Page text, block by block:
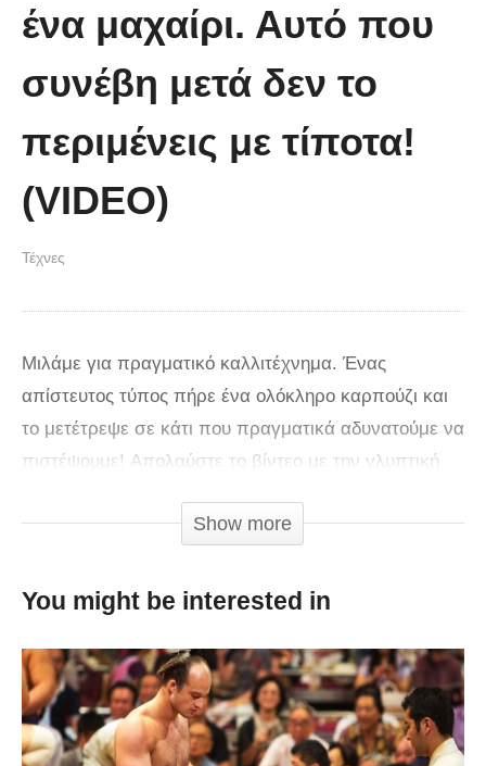
(video)
ένα μαχαίρι. Αυτό που
συνέβη μετά δεν το
περιμένεις με τίποτα!
(VIDEO)
Τέχνες
Μιλάμε για πραγματικό καλλιτέχνημα. Ένας
απίστευτος τύπος πήρε ένα ολόκληρο καρπούζι και
το μετέτρεψε σε κάτι που πραγματικά αδυνατούμε να
πιστέψουμε! Απολαύστε το βίντεο με την γλυπτική
Show more
You might be interested in